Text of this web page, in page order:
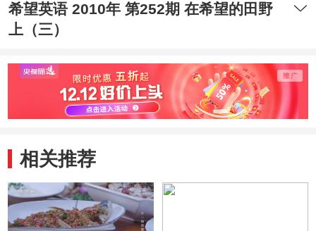
希望英语 2010年 第252期 在希望的田野
上（三）
相关推荐